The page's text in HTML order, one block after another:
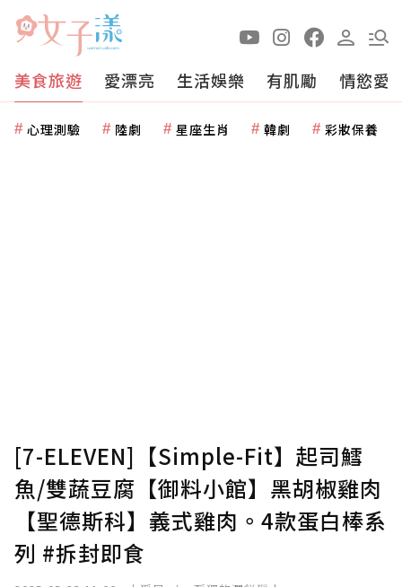
美食旅遊 愛漂亮 生活娛樂 有肌勵 情慾愛
心理測驗 陸劇 星座生肖 韓劇 彩妝保養
[7-ELEVEN]【Simple-Fit】起司鱈
魚/雙蔬豆腐【御料小館】黑胡椒雞肉
【聖德斯科】義式雞肉。4款蛋白棒系
列 #拆封即食